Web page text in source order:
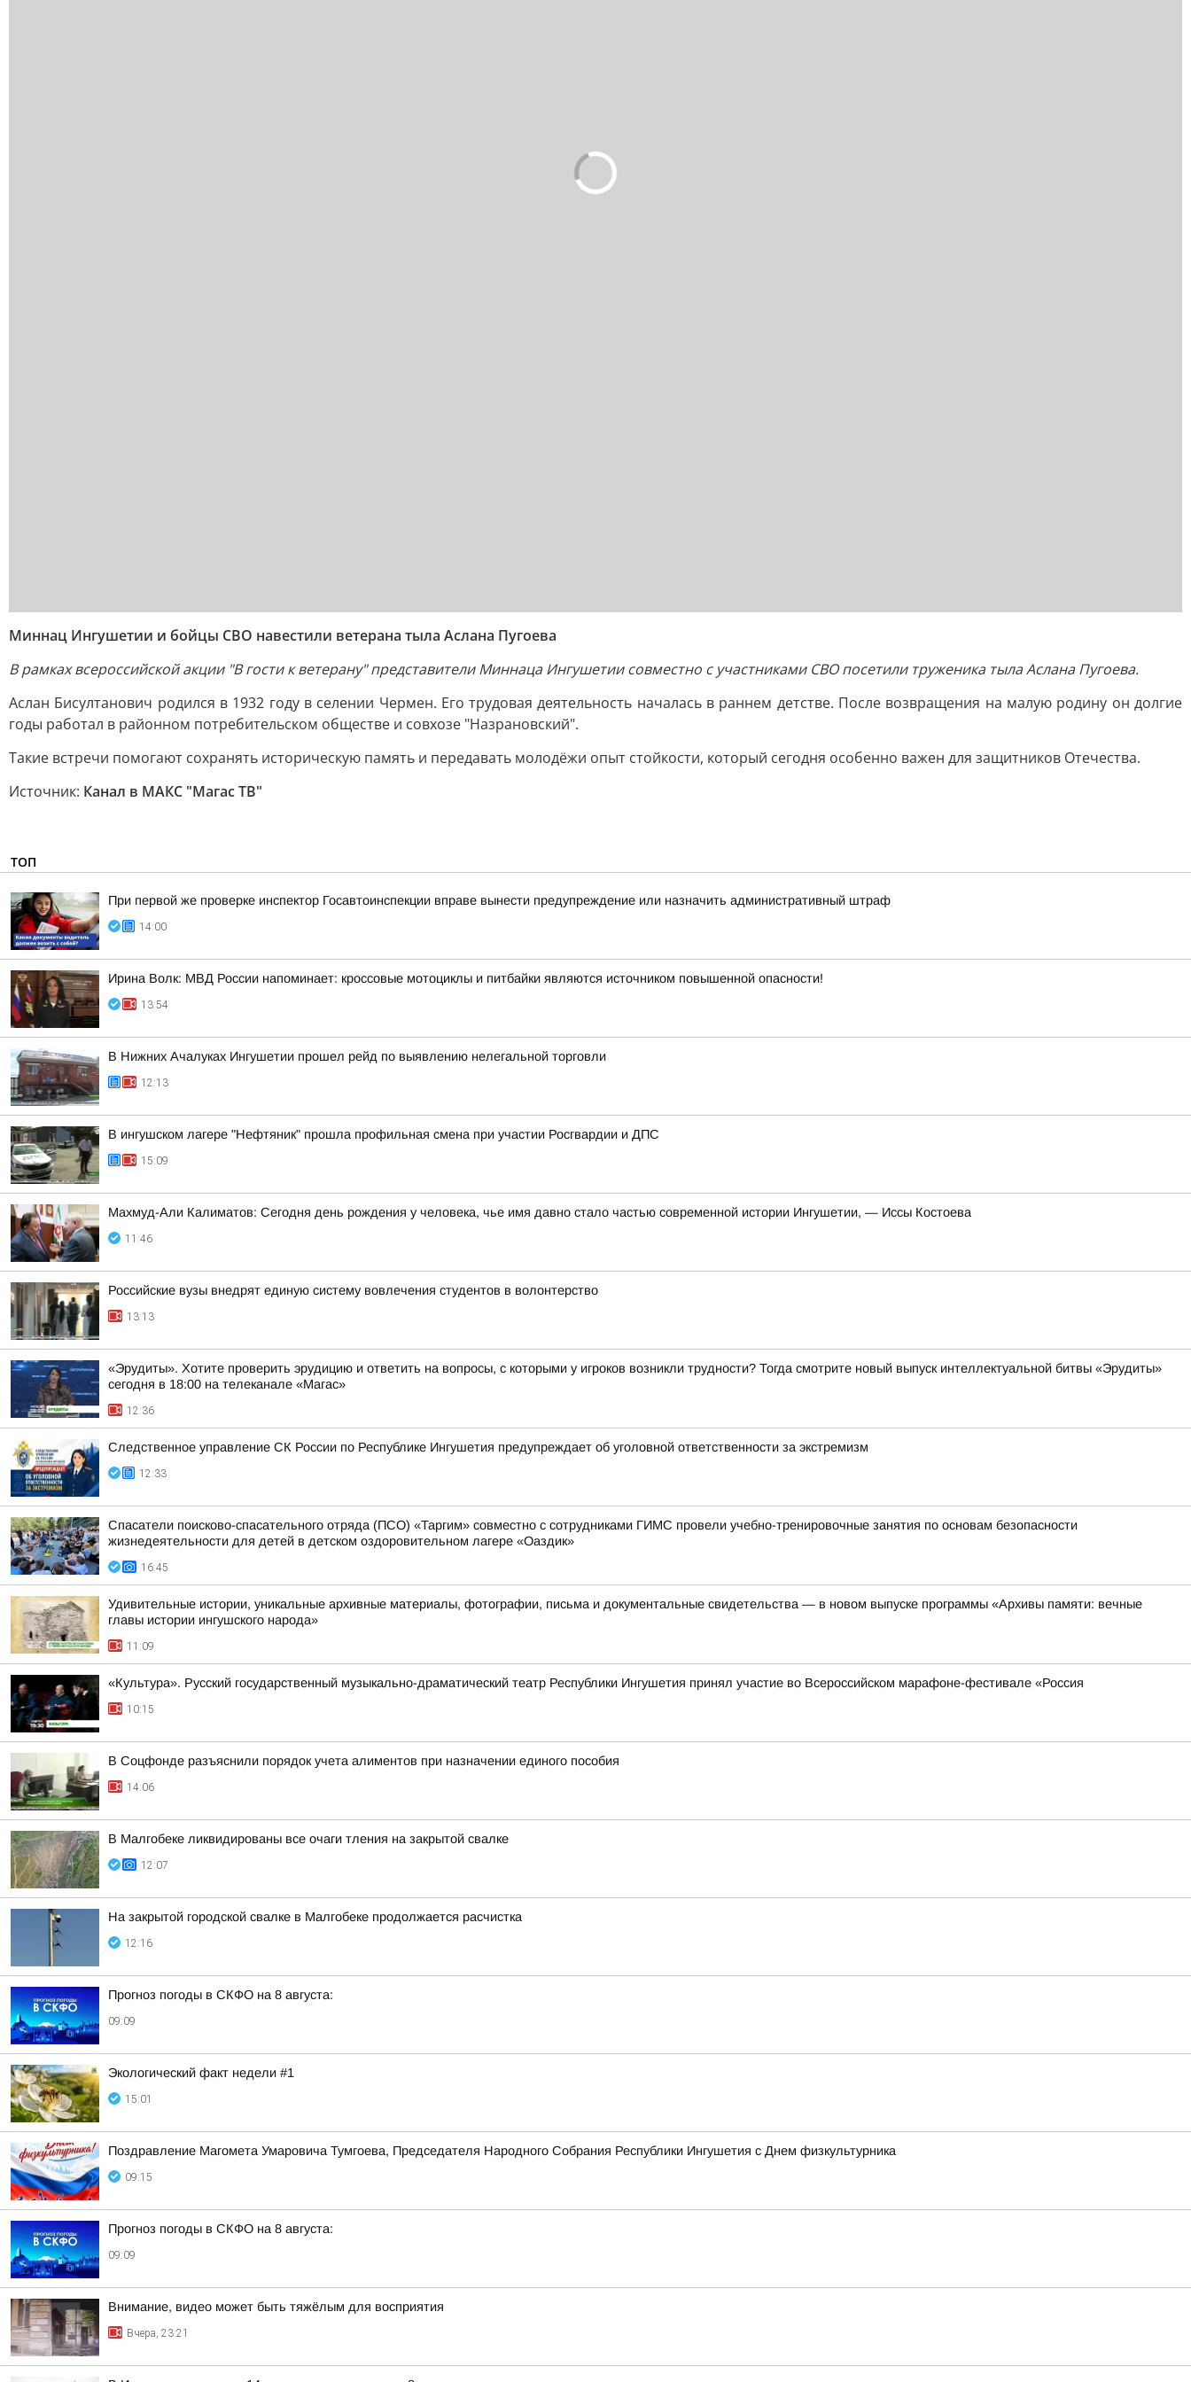
Миннац Ингушетии и бойцы СВО навестили ветерана тыла Аслана Пугоева
В рамках всероссийской акции "В гости к ветерану" представители Миннаца Ингушетии совместно с участниками СВО посетили труженика тыла Аслана Пугоева.
Аслан Бисултанович родился в 1932 году в селении Чермен. Его трудовая деятельность началась в раннем детстве. После возвращения на малую родину он долгие
годы работал в районном потребительском обществе и совхозе "Назрановский".
Такие встречи помогают сохранять историческую память и передавать молодёжи опыт стойкости, который сегодня особенно важен для защитников Отечества.
Источник: Канал в МАКС "Магас ТВ"
ТОП
При первой же проверке инспектор Госавтоинспекции вправе вынести предупреждение или назначить административный штраф
14:00
Ирина Волк: МВД России напоминает: кроссовые мотоциклы и питбайки являются источником повышенной опасности!
13:54
В Нижних Ачалуках Ингушетии прошел рейд по выявлению нелегальной торговли
12:13
В ингушском лагере "Нефтяник" прошла профильная смена при участии Росгвардии и ДПС
15:09
Махмуд-Али Калиматов: Сегодня день рождения у человека, чье имя давно стало частью современной истории Ингушетии, — Иссы Костоева
11:46
Российские вузы внедрят единую систему вовлечения студентов в волонтерство
13:13
«Эрудиты». Хотите проверить эрудицию и ответить на вопросы, с которыми у игроков возникли трудности? Тогда смотрите новый выпуск интеллектуальной битвы «Эрудиты»
сегодня в 18:00 на телеканале «Магас»
12:36
Следственное управление СК России по Республике Ингушетия предупреждает об уголовной ответственности за экстремизм
12:33
Спасатели поисково-спасательного отряда (ПСО) «Таргим» совместно с сотрудниками ГИМС провели учебно-тренировочные занятия по основам безопасности
жизнедеятельности для детей в детском оздоровительном лагере «Оаздик»
16:45
Удивительные истории, уникальные архивные материалы, фотографии, письма и документальные свидетельства — в новом выпуске программы «Архивы памяти: вечные
главы истории ингушского народа»
11:09
«Культура». Русский государственный музыкально-драматический театр Республики Ингушетия принял участие во Всероссийском марафоне-фестивале «Россия
10:15
В Соцфонде разъяснили порядок учета алиментов при назначении единого пособия
14:06
В Малгобеке ликвидированы все очаги тления на закрытой свалке
12:07
На закрытой городской свалке в Малгобеке продолжается расчистка
12:16
Прогноз погоды в СКФО на 8 августа:
09:09
Экологический факт недели #1
15:01
Поздравление Магомета Умаровича Тумгоева, Председателя Народного Собрания Республики Ингушетия с Днем физкультурника
09:15
Прогноз погоды в СКФО на 8 августа:
09:09
Внимание, видео может быть тяжёлым для восприятия
Вчера, 23:21